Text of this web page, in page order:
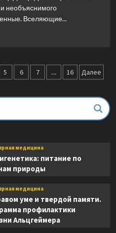
необъяснимого
Вселяющие...
5 6 7 … 16 Далее
развиваться и не
медицина
питание по
природы
медицина
уме и твердой памяти.
профилактики
Альцгеймера